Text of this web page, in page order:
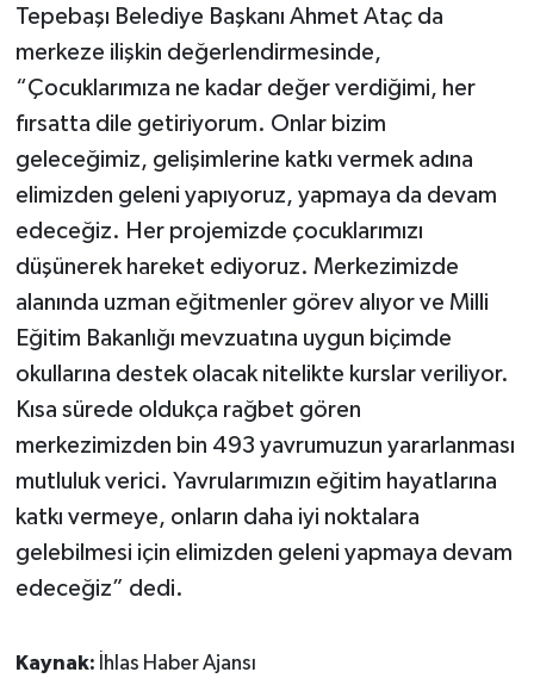
Tepebaşı Belediye Başkanı Ahmet Ataç da
merkeze ilişkin değerlendirmesinde,
“Çocuklarımıza ne kadar değer verdiğimi, her
fırsatta dile getiriyorum. Onlar bizim
geleceğimiz, gelişimlerine katkı vermek adına
elimizden geleni yapıyoruz, yapmaya da devam
edeceğiz. Her projemizde çocuklarımızı
düşünerek hareket ediyoruz. Merkezimizde
alanında uzman eğitmenler görev alıyor ve Milli
Eğitim Bakanlığı mevzuatına uygun biçimde
okullarına destek olacak nitelikte kurslar veriliyor.
Kısa sürede oldukça rağbet gören
merkezimizden bin 493 yavrumuzun yararlanması
mutluluk verici. Yavrularımızın eğitim hayatlarına
katkı vermeye, onların daha iyi noktalara
gelebilmesi için elimizden geleni yapmaya devam
edeceğiz” dedi.
Kaynak: İhlas Haber Ajansı